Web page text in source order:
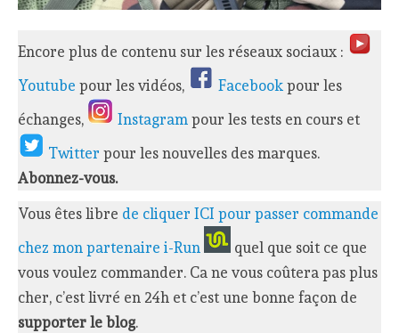
Encore plus de contenu sur les réseaux sociaux :
Youtube pour les vidéos, Facebookpour les
échanges,
Instagrampour les tests en cours et
Twitterpour les nouvelles des marques.
Abonnez-vous.
Vous êtes libre de cliquer ICI pour passer commande
chez mon partenaire i-Run
quel que soit ce que
vous voulez commander. Ca ne vous coûtera pas plus
cher, c’est livré en 24h et c’est une bonne façon de
supporter le blog.